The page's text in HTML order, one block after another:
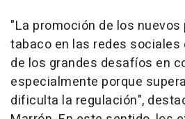
"La promoción de los
tabaco en las redes
de los grandes desafíos en
especialmente porque
dificulta la regulación",